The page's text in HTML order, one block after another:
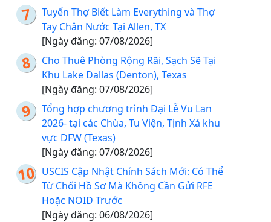
Tuyển Thợ Biết Làm Everything và Thợ
Tay Chân Nước Tại Allen, TX
[Ngày đăng: 07/08/2026]
Cho Thuê Phòng Rộng Rãi, Sạch Sẽ Tại
Khu Lake Dallas (Denton), Texas
[Ngày đăng: 07/08/2026]
Tổng hợp chương trình Đại Lễ Vu Lan
2026- tại các Chùa, Tu Viện, Tịnh Xá khu
vực DFW (Texas)
[Ngày đăng: 07/08/2026]
USCIS Cập Nhật Chính Sách Mới: Có Thể
Từ Chối Hồ Sơ Mà Không Cần Gửi RFE
Hoặc NOID Trước
[Ngày đăng: 06/08/2026]